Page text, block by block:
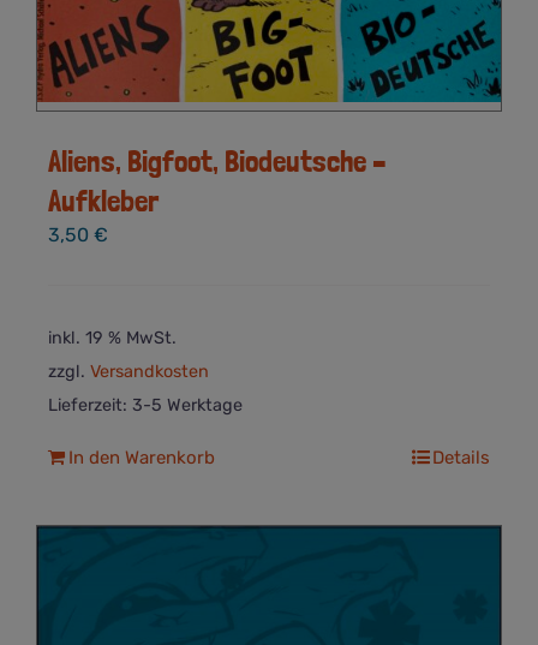
Aliens, Bigfoot, Biodeutsche –
Aufkleber
3,50 €
inkl. 19 % MwSt.
zzgl. Versandkosten
Lieferzeit: 3-5 Werktage
In den Warenkorb Details